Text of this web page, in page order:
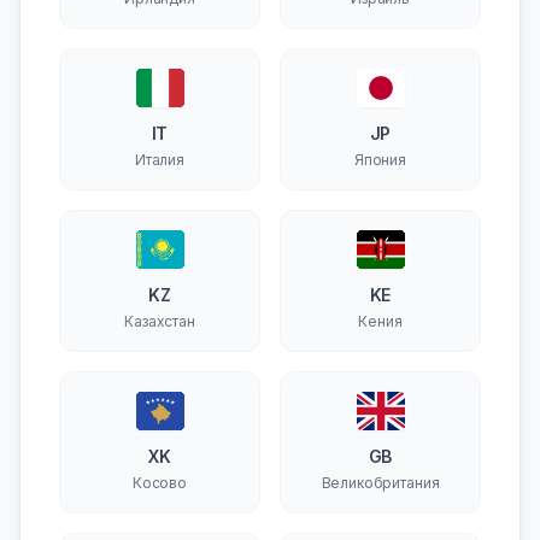
IT
Италия
JP
Япония
KZ
Казахстан
KE
Кения
XK
Косово
GB
Великобритания